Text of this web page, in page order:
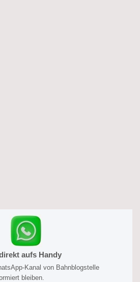
aufs Handy
Kanal von Bahnblogstelle
bleiben.